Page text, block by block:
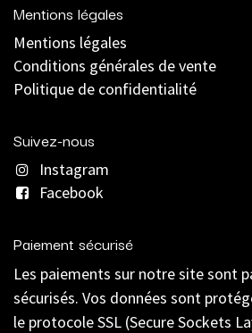
Mentions légales
Mentions légales
Conditions générales de vente
Politique de confidentialité
Suivez-nous
Instagram
Facebook
Paiement sécurisé
Les paiements sur notre site sont
sécurisés. Vos données sont
le protocole SSL (Secure Sockets